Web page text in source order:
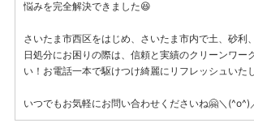
悩みを完全解決できました😆
さいたま市西区をはじめ、さいたま市内で土、砂利
日処分にお困りの際は、信頼と実績のクリーンワー
い！お電話一本で駆けつけ綺麗にリフレッシュいた
いつでもお気軽にお問い合わせくださいね🤗＼(^o^)